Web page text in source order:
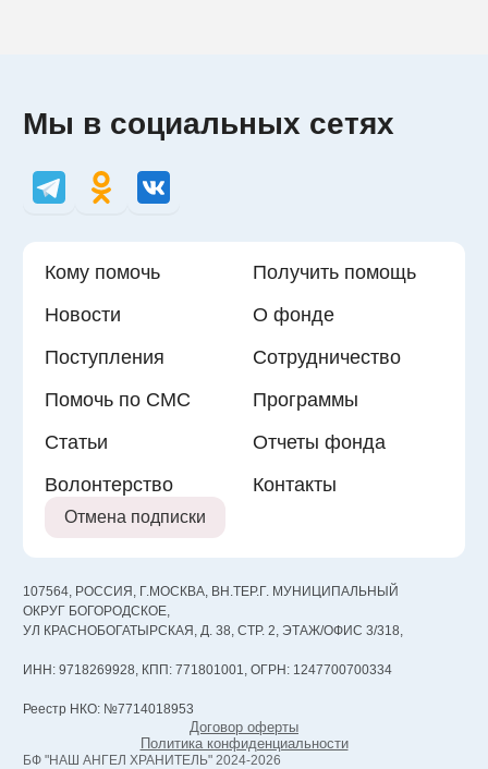
Мы в социальных сетях
Кому помочь
Получить помощь
Новости
О фонде
Поступления
Сотрудничество
Помочь по СМС
Программы
Статьи
Отчеты фонда
Волонтерство
Контакты
Отмена подписки
107564, РОССИЯ, Г.МОСКВА, ВН.ТЕР.Г. МУНИЦИПАЛЬНЫЙ
ОКРУГ БОГОРОДСКОЕ,
УЛ КРАСНОБОГАТЫРСКАЯ, Д. 38, СТР. 2, ЭТАЖ/ОФИС 3/318,
ИНН: 9718269928, КПП: 771801001, ОГРН: 1247700700334
Реестр НКО: №7714018953
Договор оферты
Политика конфиденциальности
БФ "НАШ АНГЕЛ ХРАНИТЕЛЬ" 2024-2026